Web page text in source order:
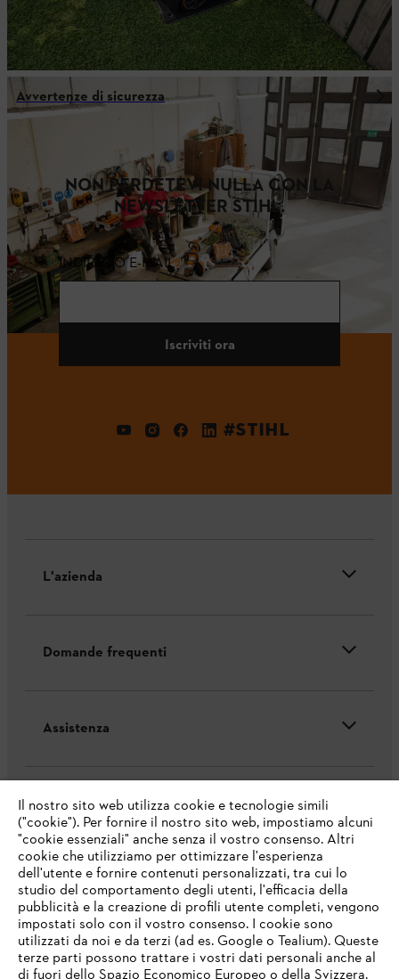
Avvertenze di sicurezza
NON PERDETEVI NULLA CON LA
NEWSLETTER STIHL.
INDIRIZZO E-MAIL
Iscriviti ora
#STIHL
L'azienda
Domande frequenti
Assistenza
Protezione dati Nota legale Cookies
Informazioni legali
STIHL VERTRIEBS AG, 8617 Mönchaltorf
IHR BROWSER WIRD NICHT
Il nostro sito web utilizza cookie e tecnologie simili
("cookie"). Per fornire il nostro sito web, impostiamo alcuni
"cookie essenziali" anche senza il vostro consenso. Altri
cookie che utilizziamo per ottimizzare l'esperienza
dell'utente e fornire contenuti personalizzati, tra cui lo
studio del comportamento degli utenti, l'efficacia della
pubblicità e la creazione di profili utente completi, vengono
impostati solo con il vostro consenso. I cookie sono
utilizzati da noi e da terzi (ad es. Google o Tealium). Queste
terze parti possono trattare i vostri dati personali anche al